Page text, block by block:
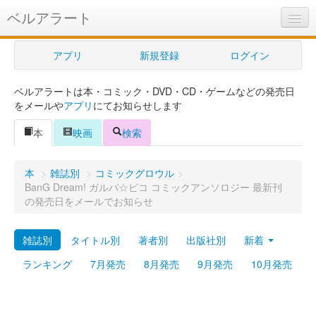
ベルアラート
ベルアラートとは
ヘルプ
新規登録
ログイン
購入管理
プレミアム
アプリ 新規登録 ログイン
ベルアラートは本・コミック・DVD・CD・ゲームなどの発売日
をメールやアプリ にてお知らせします
本
映画 検索
本 > 雑誌別 > コミックグロウル >
BanG Dream! ガルパ☆ピコ コミックアンソロジー 最新刊
の発売日をメールでお知らせ
雑誌別 タイトル別 著者別 出版社別
新着
ランキング
7月発売 8月発売 9月発売 10月発売